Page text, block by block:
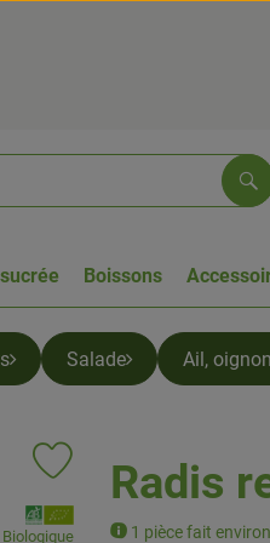
Boissons
Salade Ail,
Radis
1 pièce fait
Ajouter le produit aux favoris